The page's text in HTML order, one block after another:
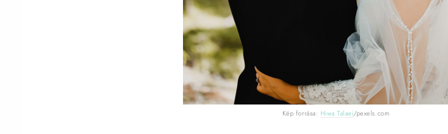
Kép forrása: Hiwa Talaei/pexels.com